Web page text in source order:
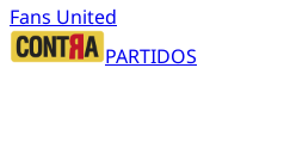
Fans United
PARTIDOS